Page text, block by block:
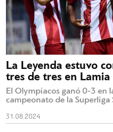
La Leyenda estuvo
tres de tres en Lamia
El Olympiacos ganó 0-3 en
campeonato de la Superliga
31.08.2024